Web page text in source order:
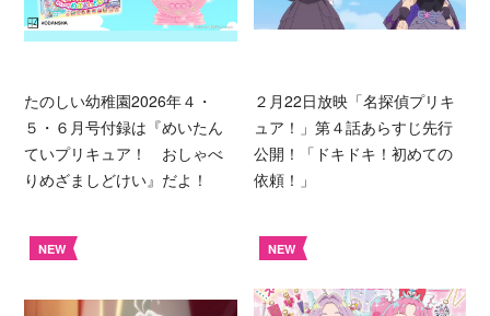
たのしい幼稚園2026年４・
５・６月号付録は『めいたん
ていプリキュア！ おしゃべ
りめざましどけい』だよ！
２月22日放映「名探偵プリキ
ュア！」第４話あらすじ先行
公開！「ドキドキ！初めての
依頼！」
NEW NEW